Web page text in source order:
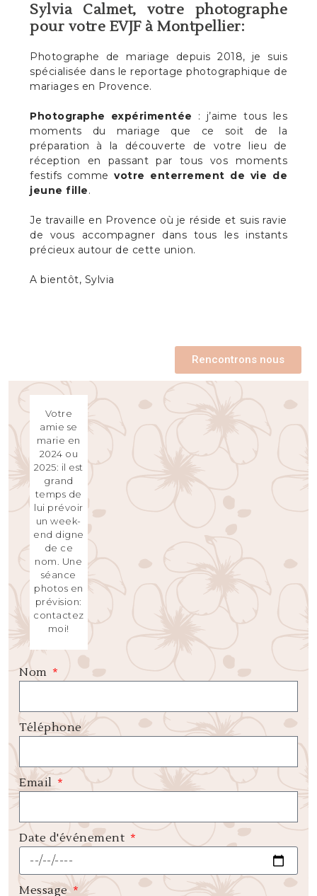
Sylvia Calmet, votre photographe
pour votre EVJF à Montpellier:
Photographe de mariage depuis 2018, je suis
spécialisée dans le reportage photographique de
mariages en Provence.
Photographe expérimentée
: j’aime tous les
moments du mariage que ce soit de la
préparation à la découverte de votre lieu de
réception en passant par tous vos moments
festifs commevotre enterrement de vie de
jeune fille.
Je travaille en Provence où je réside et suis ravie
de vous accompagner dans tous les instants
précieux autour de cette union.
A bientôt, Sylvia
Rencontrons nous
Votre
amie se
marie en
2024 ou
2025: il est
grand
temps de
lui prévoir
un week-
end digne
de ce
nom. Une
séance
photos en
prévision:
contactez
moi!
Nom
Téléphone
Email
Date d'événement
Message